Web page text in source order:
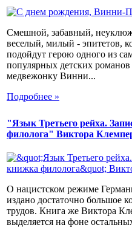
Смешной, забавный,
веселый, милый - эпитетов,
подойдут герою одного из
популярных детских
медвежонку Винни...
Подробнее »
"Язык Третьего рейха.
филолога" Виктора
О нацистском режиме
издано достаточно большое
трудов. Книга же Виктора
выделяется на фоне